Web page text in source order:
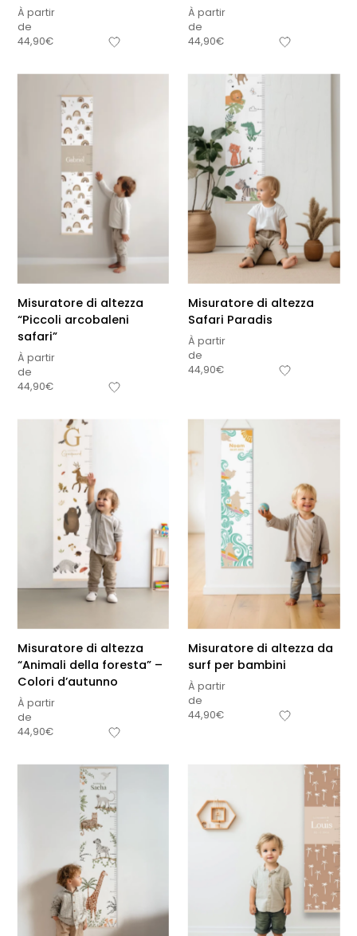
À partir
de
44,90€
À partir
de
44,90€
Misuratore di altezza
“Piccoli arcobaleni
safari”
À partir
de
44,90€
Misuratore di altezza
Safari Paradis
À partir
de
44,90€
Misuratore di altezza
“Animali della foresta” –
Colori d’autunno
À partir
de
44,90€
Misuratore di altezza da
surf per bambini
À partir
de
44,90€